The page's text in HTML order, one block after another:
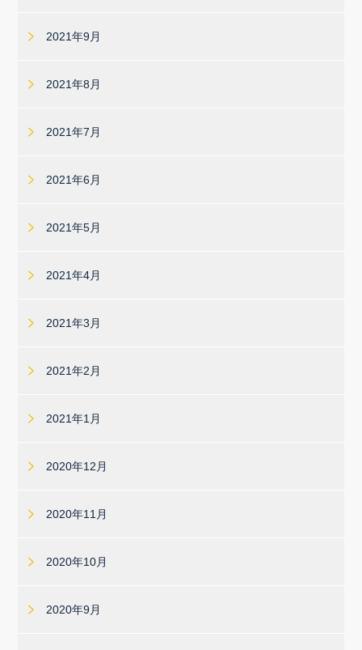
2021年9月
2021年8月
2021年7月
2021年6月
2021年5月
2021年4月
2021年3月
2021年2月
2021年1月
2020年12月
2020年11月
2020年10月
2020年9月